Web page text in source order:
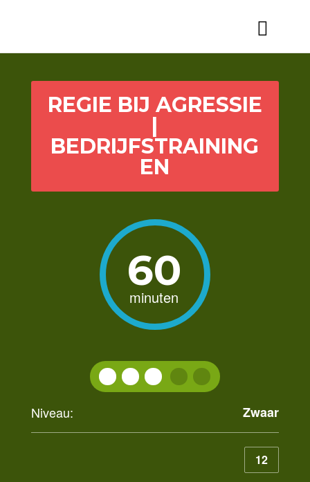
REGIE BIJ AGRESSIE
|
BEDRIJFSTRAINING
EN
60
minuten
Niveau: Zwaar
12